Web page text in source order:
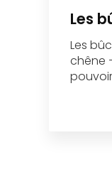
Les
Les
chêne